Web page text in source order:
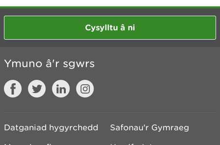
Cysylltu â ni
Ymuno â'r sgwrs
Datganiad hygyrchedd
Safonau'r Gymraeg